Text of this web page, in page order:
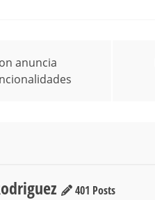
anuncia
401 Posts